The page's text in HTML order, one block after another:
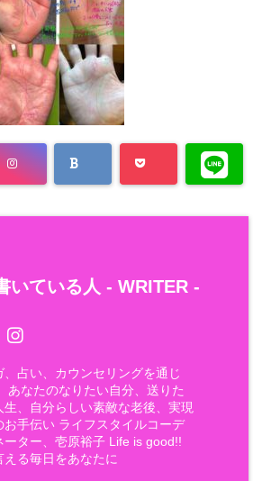
いている人 - WRITER -
、占い、カウンセリングを通じ
あなたのなりたい自分、送りた
生、自分らしい素敵な老後、実現
お手伝い ライフスタイルコーデ
ーター、壱原裕子 Life is good!!
える毎日をあなたに